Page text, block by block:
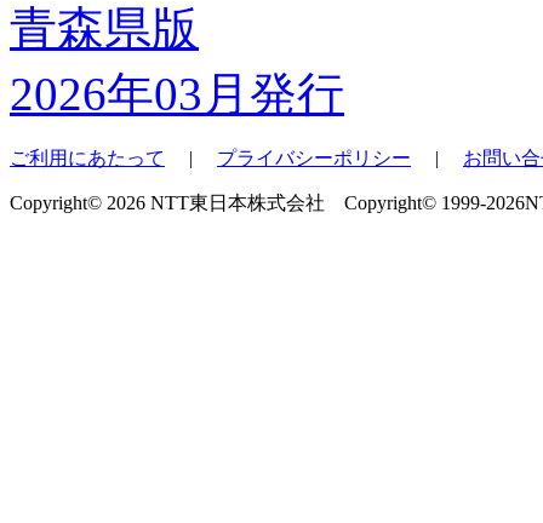
青森県版
2026年03月発行
ご利用にあたって | プライバシーポリシー | お問い
Copyright© 2026 NTT東日本株式会社 Copyright© 1999-